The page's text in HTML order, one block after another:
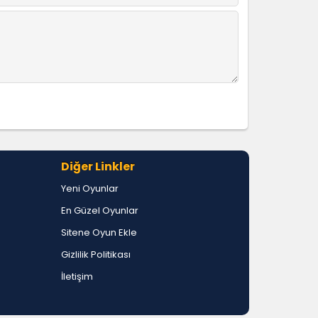
Diğer Linkler
Yeni Oyunlar
En Güzel Oyunlar
Sitene Oyun Ekle
Gizlilik Politikası
İletişim